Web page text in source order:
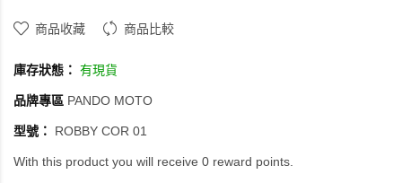
商品收藏 商品比較
庫存狀態： 有現貨
品牌專區 PANDO MOTO
型號： ROBBY COR 01
With this product you will receive 0 reward points.